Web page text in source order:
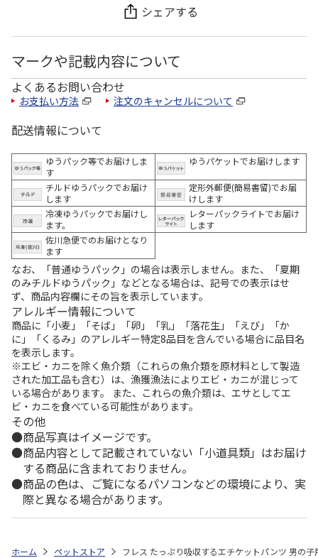
シェアする
マークや記載内容について
よくあるお問い合わせ
お支払い方法 注文のキャンセルについて
配送情報について
ゆうパック等でお届けしま
す
ゆうパケットでお届けします
チルドゆうパックでお届け
します
定形外郵便(簡易書留)でお届
けします
冷凍ゆうパックでお届けし
ます。
レターパックライトでお届け
します
佐川急便でのお届けとなり
ます
なお、「普通ゆうパック」の場合は表示しません。また、「夏期
のみチルドゆうパック」などとなる場合は、記号での表示はせ
ず、商品内容欄にその旨を表示しています。
アレルギー情報について
商品に「小麦」「そば」「卵」「乳」「落花生」「えび」「か
に」「くるみ」のアレルギー特定8品目を含んでいる場合に品目名
を表示します。
※エビ・カニを除く魚介類（これらの魚介類を原材料として製造
された加工品も含む）は、漁獲漁法によりエビ・カニが混じって
いる場合があります。 また、これらの魚介類は、エサとしてエ
ビ・カニを食べている可能性があります。
その他
商品写真はイメージです。
商品内容として記載されていない「小道具類」はお届け
する商品に含まれておりません。
商品の色は、ご覧になるパソコンなどの環境により、実
際と異なる場合があります。
ホーム ペットストア フレス たっぷり吸収するエチケットパンツ 男の子